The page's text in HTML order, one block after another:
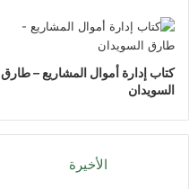
كتاب إدارة أموال المشاريع – طارق
السويدان
الأخيرة